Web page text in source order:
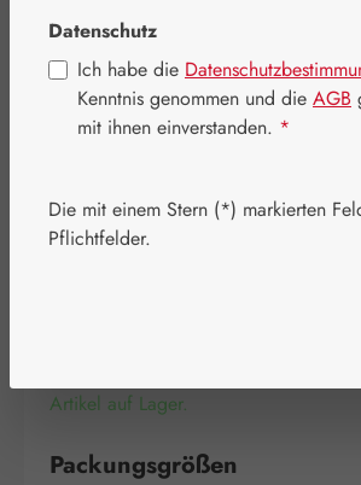
(1.540,74 € / 1
Artikel auf Lager.
Packungsgrößen
Datenschutz
Ich habe die
Kenntnis genommen und die AGB
mit ihnen einverstanden. *
Die mit einem Stern (*) markierten
Pflichtfelder.